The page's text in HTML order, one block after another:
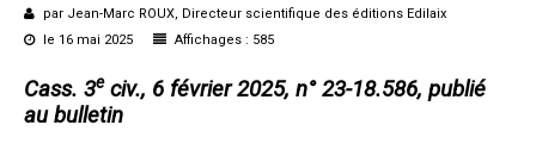
Questions/réponses
Études juridiques
Copro. en difficulté
Formez-vous !
par Jean-Marc ROUX, Directeur scientifique des éditions Edilaix
le 16 mai 2025
Affichages : 585
Cass. 3eciv., 6 février 2025, n° 23-18.586, publié
au bulletin